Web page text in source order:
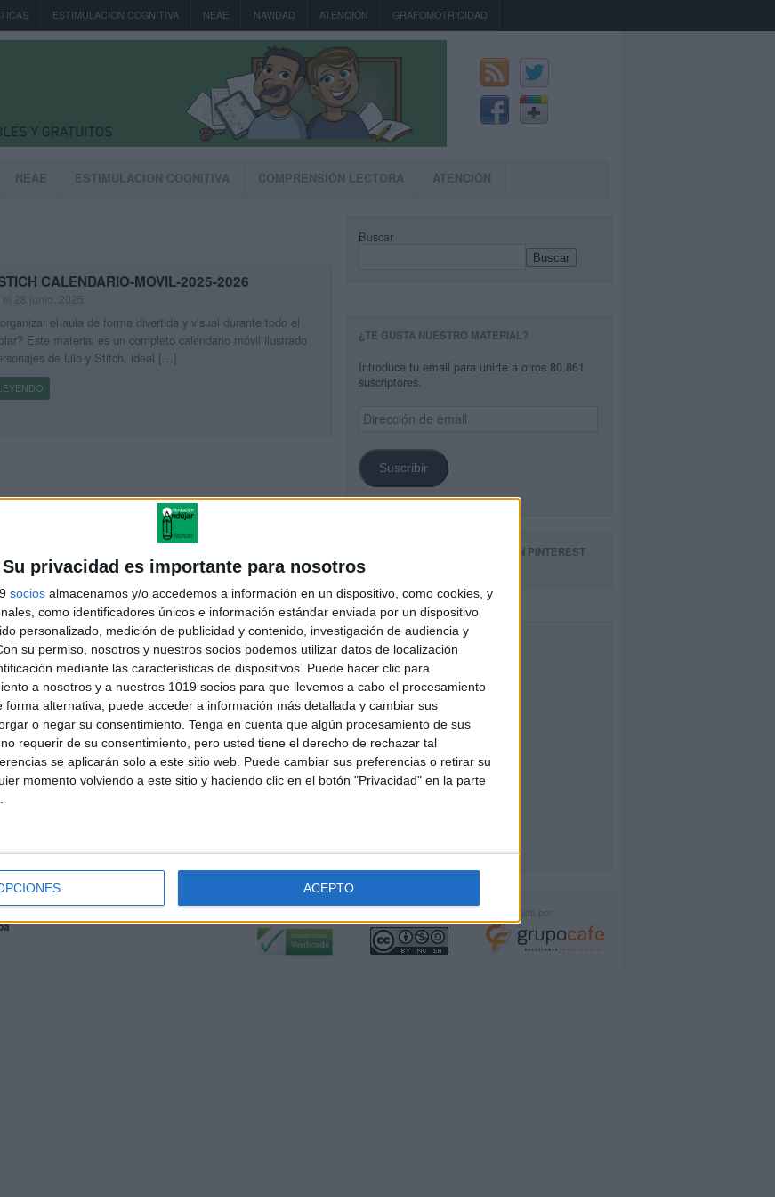
Su privacidad es importante para nosotros
socios almacenamos y/o accedemos a información en un dispositivo, como cookies, y
como identificadores únicos e información estándar enviada por un dispositivo
personalizado, medición de publicidad y contenido, investigación de audiencia y
su permiso, nosotros y nuestros socios podemos utilizar datos de localización
mediante las características de dispositivos. Puede hacer clic para
a nosotros y a nuestros 1019 socios para que llevemos a cabo el procesamiento
forma alternativa, puede acceder a información más detallada y cambiar sus
o negar su consentimiento. Tenga en cuenta que algún procesamiento de sus
requerir de su consentimiento, pero usted tiene el derecho de rechazar tal
se aplicarán solo a este sitio web. Puede cambiar sus preferencias o retirar su
momento volviendo a este sitio y haciendo clic en el botón "Privacidad" en la parte
ACEPTO
ESTIMULACION COGNITIVA NEAE NAVIDAD ATENCIÓN GRAFOMOTRICIDAD
NEAE ESTIMULACION COGNITIVA COMPRENSIÓN LECTORA ATENCIÓN
CALENDARIO-MOVIL-2025-2026
el aula de forma divertida y visual durante todo el
Este material es un completo calendario móvil ilustrado
de Lilo y Stitch, ideal […]
Buscar
Buscar
¿TE GUSTA NUESTRO MATERIAL?
Introduce tu email para unirte a otros 80.861
suscriptores.
Dirección
de
Suscribir
SIGUE NUESTROS TABLEROS EN PINTEREST